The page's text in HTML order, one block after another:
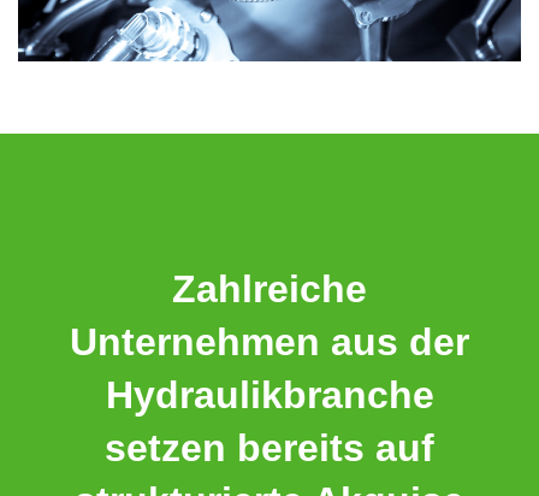
Zahlreiche
Unternehmen aus der
Hydraulikbranche
setzen bereits auf